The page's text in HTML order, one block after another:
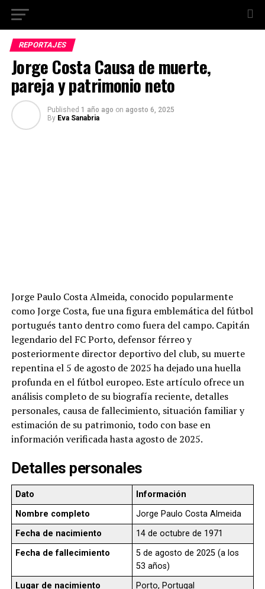
REPORTAJES
Jorge Costa Causa de muerte,
pareja y patrimonio neto
Published 1 año ago on agosto 6, 2025
By Eva Sanabria
Jorge Paulo Costa Almeida, conocido popularmente
como Jorge Costa, fue una figura emblemática del fútbol
portugués tanto dentro como fuera del campo. Capitán
legendario del FC Porto, defensor férreo y
posteriormente director deportivo del club, su muerte
repentina el 5 de agosto de 2025 ha dejado una huella
profunda en el fútbol europeo. Este artículo ofrece un
análisis completo de su biografía reciente, detalles
personales, causa de fallecimiento, situación familiar y
estimación de su patrimonio, todo con base en
información verificada hasta agosto de 2025.
Detalles personales
Dato
Información
Nombre completo
Jorge Paulo Costa Almeida
Fecha de nacimiento
14 de octubre de 1971
Fecha de fallecimiento
5 de agosto de 2025 (a los
53 años)
Lugar de nacimiento
Porto, Portugal